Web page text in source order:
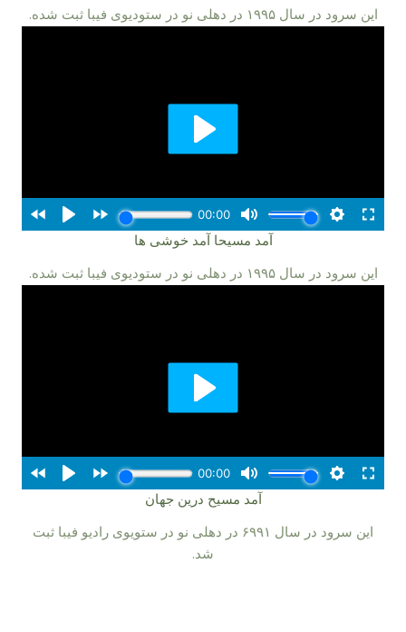
این سرود در سال ۵۹۹۱ در دهلی نو در ستودیوی فیبا ثبت شده.
آمد مسیحا آمد خوشی ها
این سرود در سال ۵۹۹۱ در دهلی نو در ستودیوی فیبا ثبت شده.
آمد مسیح درین جهان
این سرود در سال ۱۹۹۶ در دهلی نو در ستویوی رادیو فیبا ثبت
شد.